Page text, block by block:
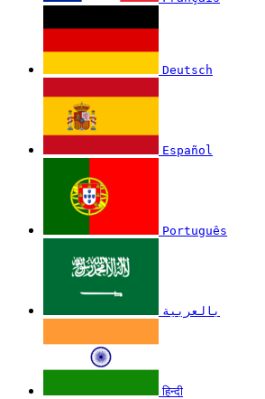
Deutsch
Español
Português
بالعربية
हिन्दी